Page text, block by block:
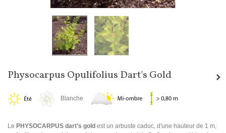
Physocarpus Opulifolius Dart's Gold
Blanche
Le PHYSOCARPUS dart's gold est un arbuste caduc, d'une hauteur de 1 m,